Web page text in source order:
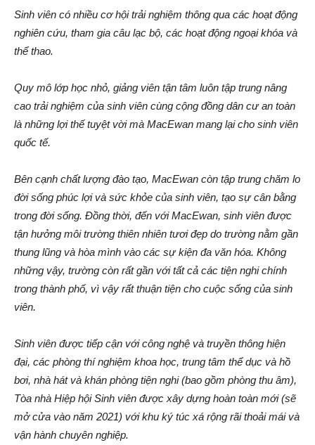
Sinh viên có nhiều cơ hội trải nghiệm thông qua các hoạt động
nghiên cứu, tham gia câu lạc bộ, các hoạt động ngoại khóa và
thể thao.
Quy mô lớp học nhỏ, giảng viên tận tâm luôn tập trung nâng
cao trải nghiệm của sinh viên cùng cộng đồng dân cư an toàn
là những lợi thế tuyệt vời mà MacEwan mang lại cho sinh viên
quốc tế.
Bên cạnh chất lượng đào tạo, MacEwan còn tập trung chăm lo
đời sống phúc lợi và sức khỏe của sinh viên, tạo sự cân bằng
trong đời sống. Đồng thời, đến với MacEwan, sinh viên được
tận hưởng môi trường thiên nhiên tươi đẹp do trường nằm gần
thung lũng và hòa mình vào các sự kiện đa văn hóa. Không
những vậy, trường còn rất gần với tất cả các tiện nghi chính
trong thành phố, vì vậy rất thuận tiện cho cuộc sống của sinh
viên.
Sinh viên được tiếp cận với công nghệ và truyền thông hiện
đại, các phòng thí nghiệm khoa học, trung tâm thể dục và hồ
bơi, nhà hát và khán phòng tiện nghi (bao gồm phòng thu âm),
Tòa nhà Hiệp hội Sinh viên được xây dựng hoàn toàn mới (sẽ
mở cửa vào năm 2021) với khu ký túc xá rộng rãi thoải mái và
vận hành chuyên nghiệp.